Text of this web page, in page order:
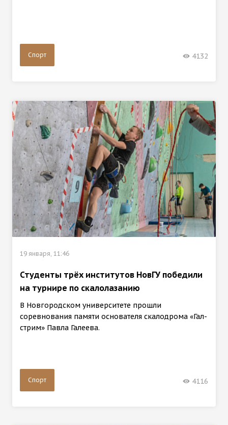
Спорт 4132
19 января, 11:46
Студенты трёх институтов НовГУ победили
на турнире по скалолазанию
В Новгородском университете прошли
соревнования памяти основателя скалодрома «Гал-
стрим» Павла Галеева.
Спорт 4116